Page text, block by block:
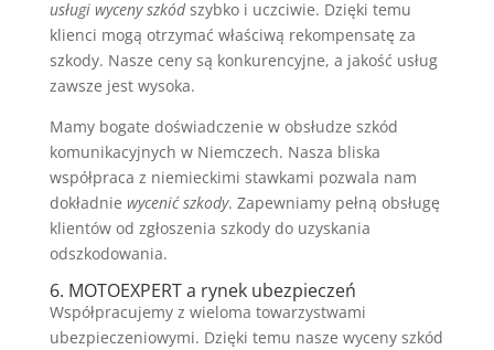
usługi wyceny szkódszybko i uczciwie. Dzięki temu
klienci mogą otrzymać właściwą rekompensatę za
szkody. Nasze ceny są konkurencyjne, a jakość usług
zawsze jest wysoka.
Mamy bogate doświadczenie w obsłudze szkód
komunikacyjnych w Niemczech. Nasza bliska
współpraca z niemieckimi stawkami pozwala nam
dokładnie wycenić szkody. Zapewniamy pełną obsługę
klientów od zgłoszenia szkody do uzyskania
odszkodowania.
6. MOTOEXPERT a rynek ubezpieczeń
Współpracujemy z wieloma towarzystwami
ubezpieczeniowymi. Dzięki temu nasze wyceny szkód